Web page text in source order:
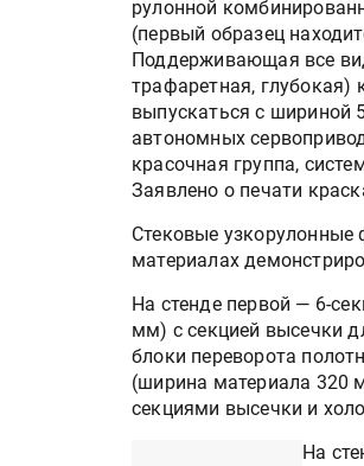
рулонной
(первый образец
Поддерживающая все
трафаретная,
выпускаться с шириной
автономных
красочная группа,
Заявлено о печати
Стековые
материалах
На стенде первой — 6-
мм) с секцией высечки
блоки переворота
(ширина материала
секциями высечки и
На